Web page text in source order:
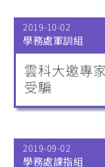
2019-10-02
學務處軍訓組
雲科大邀專
受騙
2019-09-02
學務處課指組